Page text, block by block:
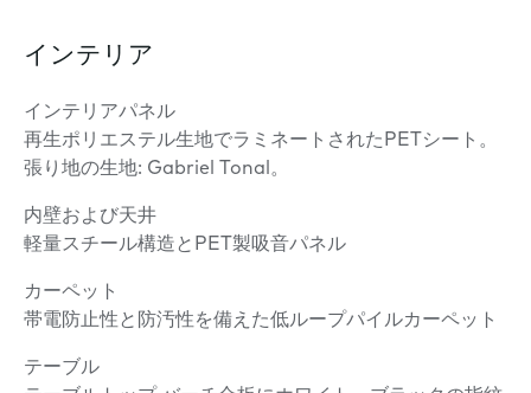
インテリア
インテリアパネル
再生ポリエステル生地でラミネートされたPETシート。
張り地の生地: Gabriel Tonal。
内壁および天井
軽量スチール構造とPET製吸音パネル
カーペット
帯電防止性と防汚性を備えた低ループパイルカーペット
テーブル